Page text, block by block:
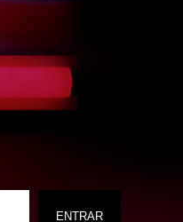
ENTRAR